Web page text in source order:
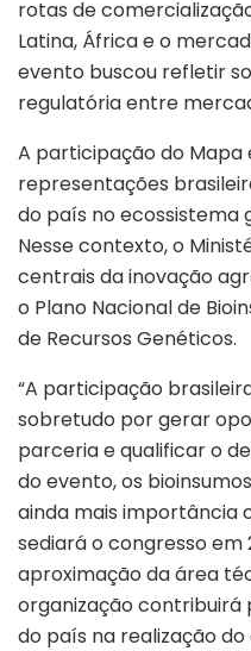
rotas de
Latina, África e o
evento buscou refletir
regulatória entre
A participação do Mapa
representações
do país no ecossistema
Nesse contexto, o
centrais da inovação
o Plano Nacional de
de Recursos Genéticos.
“A participação
sobretudo por gerar
parceria e qualificar o
do evento, os
ainda mais importância
sediará o congresso em
aproximação da área
organização contribuirá
do país na realização